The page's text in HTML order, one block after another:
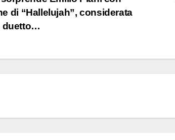
di “Hallelujah”, considerata
duetto…